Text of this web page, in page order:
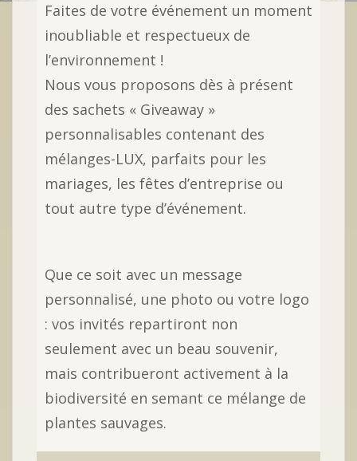
Faites de votre événement un moment
inoubliable et respectueux de
l’environnement !
Nous vous proposons dès à présent
des sachets « Giveaway »
personnalisables contenant des
mélanges-LUX, parfaits pour les
mariages, les fêtes d’entreprise ou
tout autre type d’événement.
Que ce soit avec un message
personnalisé, une photo ou votre logo
: vos invités repartiront non
seulement avec un beau souvenir,
mais contribueront activement à la
biodiversité en semant ce mélange de
plantes sauvages.